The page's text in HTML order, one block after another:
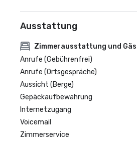
Ausstattung
Zimmerausstattung und
Anrufe (Gebührenfrei)
Anrufe (Ortsgespräche)
Aussicht (Berge)
Gepäckaufbewahrung
Internetzugang
Voicemail
Zimmerservice